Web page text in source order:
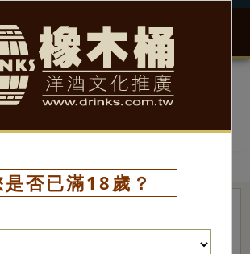
0
是否已滿18歲？
白蘭地
白蘭地